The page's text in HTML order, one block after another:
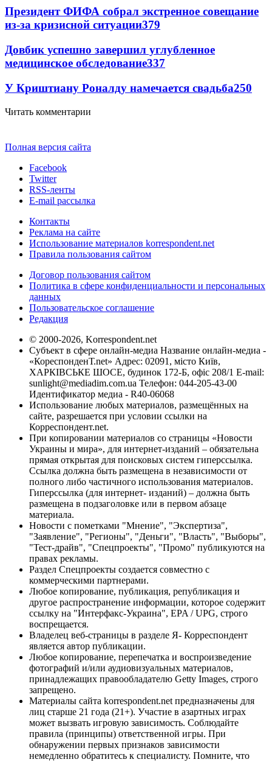
Президент ФИФА собрал экстренное совещание
из-за кризисной ситуации379
Довбик успешно завершил углубленное
медицинское обследование337
У Криштиану Роналду намечается свадьба250
Читать комментарии
Полная версия сайта
Facebook
Twitter
RSS-ленты
E-mail рассылка
Контакты
Реклама на сайте
Использование материалов korrespondent.net
Правила пользования сайтом
Договор пользования сайтом
Политика в сфере конфиденциальности и персональных
данных
Пользовательское соглашение
Редакция
© 2000-2026, Korrespondent.net
Субъект в сфере онлайн-медиа Название онлайн-медиа -
«КореспонденТ.net» Адрес: 02091, місто Київ,
ХАРКІВСЬКЕ ШОСЕ, будинок 172-Б, офіс 208/1 E-mail:
sunlight@mediadim.com.ua Телефон: 044-205-43-00
Идентификатор медиа - R40-06068
Использование любых материалов, размещённых на
сайте, разрешается при условии ссылки на
Корреспондент.net.
При копировании материалов со страницы «Новости
Украины и мира», для интернет-изданий – обязательна
прямая открытая для поисковых систем гиперссылка.
Ссылка должна быть размещена в независимости от
полного либо частичного использования материалов.
Гиперссылка (для интернет- изданий) – должна быть
размещена в подзаголовке или в первом абзаце
материала.
Новости с пометками "Мнение", "Экспертиза",
"Заявление", "Регионы", "Деньги", "Власть", "Выборы",
"Тест-драйв", "Спецпроекты", "Промо" публикуются на
правах рекламы.
Раздел Спецпроекты создается совместно с
коммерческими партнерами.
Любое копирование, публикация, републикация и
другое распространение информации, которое содержит
ссылку на "Интерфакс-Украина", EPA / UPG, строго
воспрещается.
Владелец веб-страницы в разделе Я- Корреспондент
является автор публикации.
Любое копирование, перепечатка и воспроизведение
фотографий и/или аудиовизуальных материалов,
принадлежащих правообладателю Getty Images, строго
запрещено.
Материалы сайта korrespondent.net предназначены для
лиц старше 21 года (21+). Участие в азартных играх
может вызвать игровую зависимость. Соблюдайте
правила (принципы) ответственной игры. При
обнаружении первых признаков зависимости
немедленно обратитесь к специалисту. Помните, что